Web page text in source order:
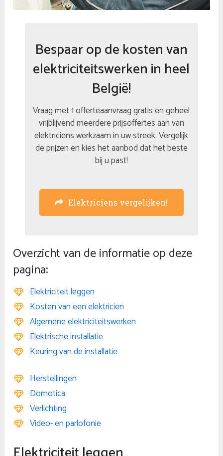
Bespaar op de kosten van
elektriciteitswerken in heel
België!
Vraag met 1 offerteaanvraag gratis en geheel
vrijblijvend meerdere prijsoffertes aan van
elektriciens werkzaam in uw streek. Vergelijk
de prijzen en kies het aanbod dat het beste
bij u past!
Elektriciens vergelijken!
Overzicht van de informatie op deze
pagina:
Elektriciteit leggen
Kosten van een elektricien
Algemene elektriciteitswerken
Elektrische installatie
Keuring van de installatie
Herstellingen
Domotica
Verlichting
Video- en parlofonie